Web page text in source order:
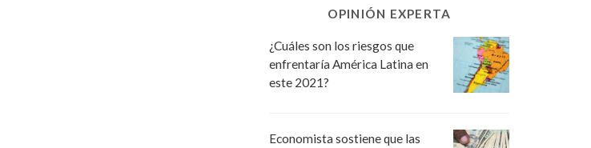
OPINIÓN EXPERTA
¿Cuáles son los riesgos que
enfrentaría América Latina en
este 2021?
Economista sostiene que las